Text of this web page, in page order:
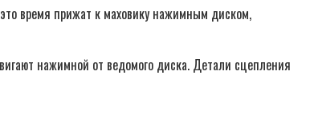
время прижат к маховику нажимным диском,
нажимной от ведомого диска. Детали сцепления